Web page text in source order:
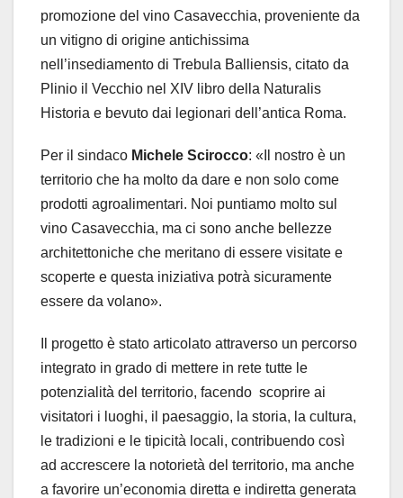
promozione del vino Casavecchia, proveniente da
un vitigno di origine antichissima
nell’insediamento di Trebula Balliensis, citato da
Plinio il Vecchio nel XIV libro della Naturalis
Historia e bevuto dai legionari dell’antica Roma.
Per il sindaco Michele Scirocco: «Il nostro è un
territorio che ha molto da dare e non solo come
prodotti agroalimentari. Noi puntiamo molto sul
vino Casavecchia, ma ci sono anche bellezze
architettoniche che meritano di essere visitate e
scoperte e questa iniziativa potrà sicuramente
essere da volano».
Il progetto è stato articolato attraverso un percorso
integrato in grado di mettere in rete tutte le
potenzialità del territorio, facendo scoprire ai
visitatori i luoghi, il paesaggio, la storia, la cultura,
le tradizioni e le tipicità locali, contribuendo così
ad accrescere la notorietà del territorio, ma anche
a favorire un’economia diretta e indiretta generata